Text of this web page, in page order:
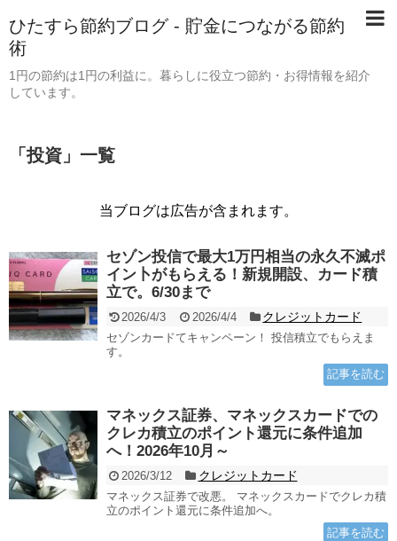
ひたすら節約ブログ - 貯金につながる節約
術
1円の節約は1円の利益に。暮らしに役立つ節約・お得情報を紹介
しています。
「 投資 」 一覧
当ブログは広告が含まれます。
セゾン投信で最大1万円相当の永久不滅ポ
イン卜がもらえる！新規開設、カード積
立で。6/30まで
2026/4/3 2026/4/4 クレジットカード
セゾンカードてキャンペーン！ 投信積立でもらえま
す。
記事を読む
マネックス証券、マネックスカードでの
クレカ積立のポイント還元に条件追加
へ！2026年10月～
2026/3/12 クレジットカード
マネックス証券で改悪。 マネックスカードでクレカ積
立のポイント還元に条件追加へ。
記事を読む